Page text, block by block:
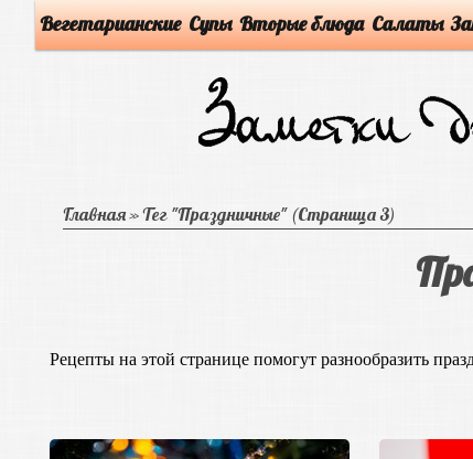
Вегетарианские Супы Вторые блюда Салаты
Главная»Тег "Праздничные"(Страница 3)
Рецепты на этой странице помогут разнообразить